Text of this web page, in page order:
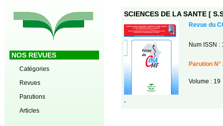
NOS REVUES
Catégories
Revues
Parutions
Articles
SCIENCES DE LA SANTE [
Revue du
Num ISSN :
Parution N°
Volume : 19
-